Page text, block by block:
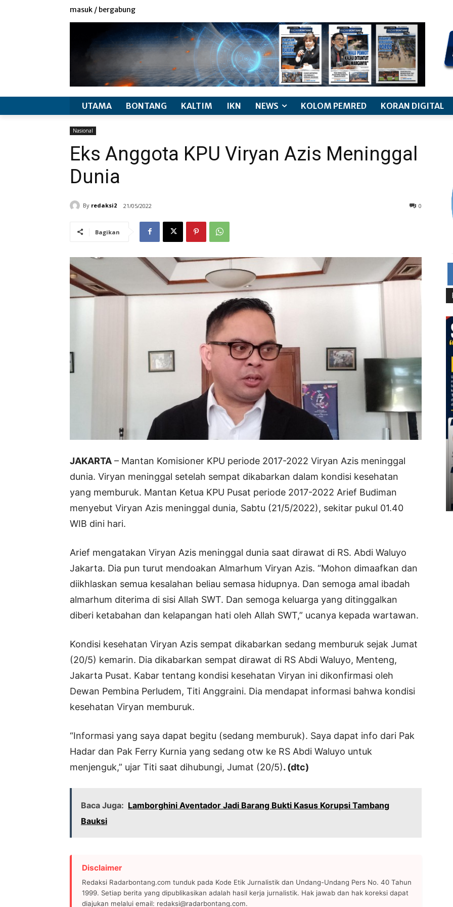
masuk / bergabung
UTAMA BONTANG KALTIM IKN NEWS KOLOM PEMRED KORAN DIGITAL
Nasional
Eks Anggota KPU Viryan Azis Meninggal
Dunia
By redaksi2 21/05/2022 0
Bagikan
JAKARTA – Mantan Komisioner KPU periode 2017-2022 Viryan Azis meninggal
dunia. Viryan meninggal setelah sempat dikabarkan dalam kondisi kesehatan
yang memburuk. Mantan Ketua KPU Pusat periode 2017-2022 Arief Budiman
menyebut Viryan Azis meninggal dunia, Sabtu (21/5/2022), sekitar pukul 01.40
WIB dini hari.
Arief mengatakan Viryan Azis meninggal dunia saat dirawat di RS. Abdi Waluyo
Jakarta. Dia pun turut mendoakan Almarhum Viryan Azis. “Mohon dimaafkan dan
diikhlaskan semua kesalahan beliau semasa hidupnya. Dan semoga amal ibadah
almarhum diterima di sisi Allah SWT. Dan semoga keluarga yang ditinggalkan
diberi ketabahan dan kelapangan hati oleh Allah SWT,” ucanya kepada wartawan.
Kondisi kesehatan Viryan Azis sempat dikabarkan sedang memburuk sejak Jumat
(20/5) kemarin. Dia dikabarkan sempat dirawat di RS Abdi Waluyo, Menteng,
Jakarta Pusat. Kabar tentang kondisi kesehatan Viryan ini dikonfirmasi oleh
Dewan Pembina Perludem, Titi Anggraini. Dia mendapat informasi bahwa kondisi
kesehatan Viryan memburuk.
“Informasi yang saya dapat begitu (sedang memburuk). Saya dapat info dari Pak
Hadar dan Pak Ferry Kurnia yang sedang otw ke RS Abdi Waluyo untuk
menjenguk,” ujar Titi saat dihubungi, Jumat (20/5). (dtc)
Baca Juga: Lamborghini Aventador Jadi Barang Bukti Kasus Korupsi Tambang
Bauksi
Disclaimer
Redaksi Radarbontang.com tunduk pada Kode Etik Jurnalistik dan Undang-Undang Pers No. 40 Tahun
1999. Setiap berita yang dipublikasikan adalah hasil kerja jurnalistik. Hak jawab dan hak koreksi dapat
diajukan melalui email: redaksi@radarbontang.com.